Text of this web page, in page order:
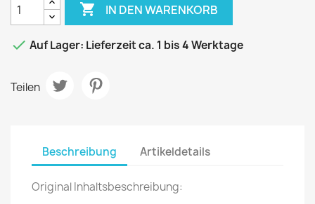
 IN DEN WARENKORB
 Auf Lager: Lieferzeit ca. 1 bis 4 Werktage
Teilen
Beschreibung Artikeldetails
Original Inhaltsbeschreibung: